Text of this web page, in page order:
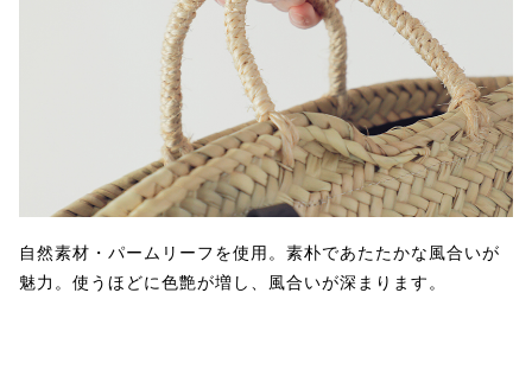
自然素材・パームリーフを使用。素朴であたたかな風合いが
魅力。使うほどに色艶が増し、風合いが深まります。